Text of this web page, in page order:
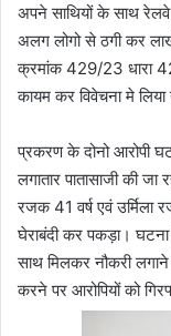
अपने साथियों के साथ
अलग लोगो से ठगी कर
क्रमांक 429/23 धारा
कायम कर विवेचना मे लिया
प्रकरण के दोनो आरोपी
लगातार पातासाजी की
रजक 41 वर्ष एवं
घेराबंदी कर पकड़ा।
साथ मिलकर नौकरी
करने पर आरोपियों को